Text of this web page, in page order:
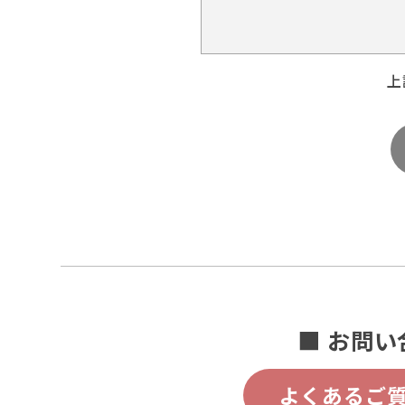
■ お問い
よくあるご